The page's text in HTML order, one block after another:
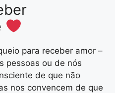
para receber amor –
pessoas ou de nós
de que não
nos convencem de que